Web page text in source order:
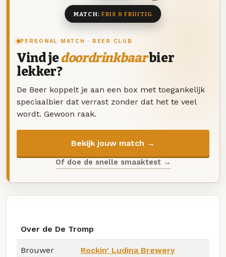
PERSONAL MATCH · BEER CLUB
Vind jedoordrinkbaarbier
lekker?
De Beer koppelt je aan een box met toegankelijk
speciaalbier dat verrast zonder dat het te veel
wordt. Gewoon raak.
Bekijk jouw match →
Of doe de snelle smaaktest →
MATCH: FRIS & FRUITIG
Over de De Tromp
Brouwer Rockin' Ludina Brewery